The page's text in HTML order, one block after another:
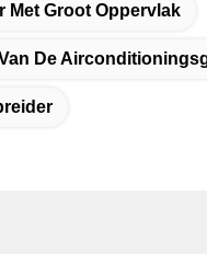
Met Groot Oppervlak
De